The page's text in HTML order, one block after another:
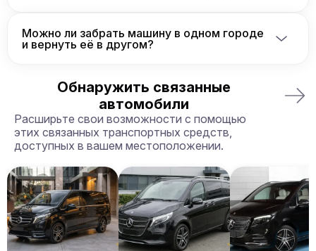
любому адресу в странах, где доступна
аренда, включая отели, аэропорты и частные
резиденции.
Можно ли забрать машину в одном городе
и вернуть её в другом?
можете забрать машину в одном городе и
вернуть её в другом, а также в другой стране.
Обнаружить связанные
автомобили
Расширьте свои возможности с помощью
этих связанных транспортных средств,
доступных в вашем местоположении.